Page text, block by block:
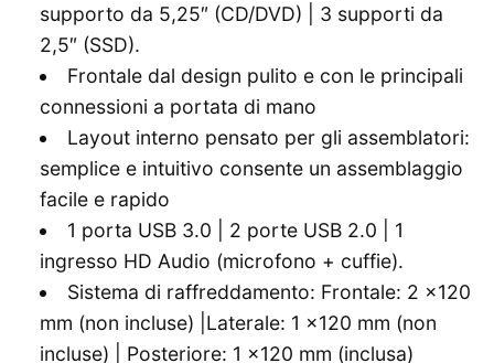
supporto da 5,25″ (CD/DVD) | 3 supporti da
2,5″ (SSD).
Frontale dal design pulito e con le principali
connessioni a portata di mano
Layout interno pensato per gli assemblatori:
semplice e intuitivo consente un assemblaggio
facile e rapido
1 porta USB 3.0 | 2 porte USB 2.0 | 1
ingresso HD Audio (microfono + cuffie).
Sistema di raffreddamento: Frontale: 2 x120
mm (non incluse) |Laterale: 1 x120 mm (non
incluse) | Posteriore: 1 x120 mm (inclusa)